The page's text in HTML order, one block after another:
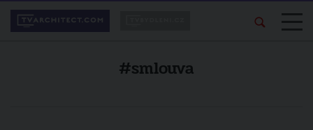
#smlouva